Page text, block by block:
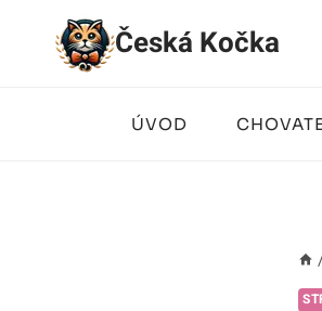
Přeskočit
Česká Kočka
ÚVOD